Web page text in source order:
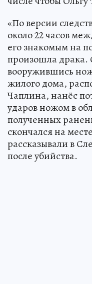
«По версии
около 22 часов
его знакомым на
произошла
вооружившись
жилого дома,
Чаплина, нанёс
ударов ножом в
полученных
скончался на
рассказывали в
после убийства.